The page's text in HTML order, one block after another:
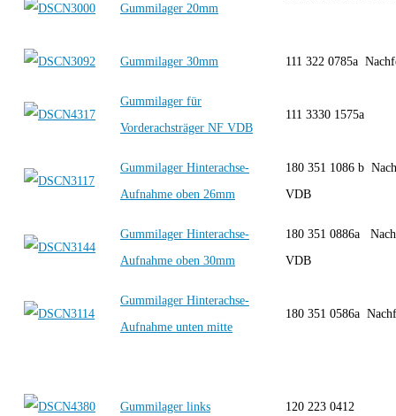
Gummilager 20mm
Gummilager 30mm 111 322 0785a
Gummilager für
Vorderachsträger NF VDB
111 3330 1575a
Gummilager Hinterachse-
Aufnahme oben 26mm
180 351 1086 b
VDB
Gummilager Hinterachse-
Aufnahme oben 30mm
180 351 0886a
VDB
Gummilager Hinterachse-
Aufnahme unten mitte
180 351 0586a
Gummilager links 120 223 0412